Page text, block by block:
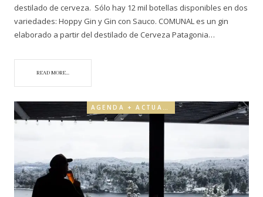
destilado de cerveza. Sólo hay 12 mil botellas disponibles en dos
variedades: Hoppy Gin y Gin con Sauco. COMUNAL es un gin
elaborado a partir del destilado de Cerveza Patagonia…
READ MORE...